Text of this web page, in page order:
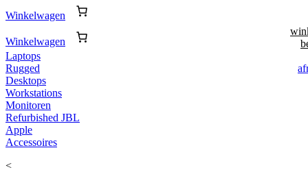
Winkelwagen
Winkelwagen
Laptops
Rugged
Desktops
Workstations
Monitoren
Refurbished JBL
Apple
Accessoires
<